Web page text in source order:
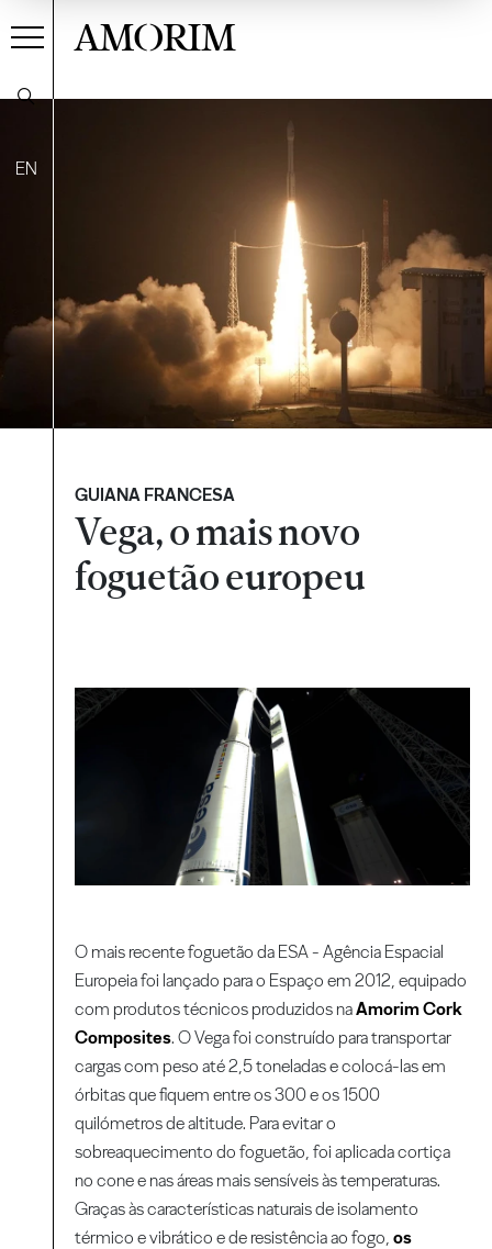
EN
AMORIM
GUIANA FRANCESA
Vega, o mais novo
foguetão europeu
O mais recente foguetão da ESA - Agência Espacial
Europeia foi lançado para o Espaço em 2012, equipado
com produtos técnicos produzidos naAmorim Cork
Composites. O Vega foi construído para transportar
cargas com peso até 2,5 toneladas e colocá-las em
órbitas que fiquem entre os 300 e os 1500
quilómetros de altitude. Para evitar o
sobreaquecimento do foguetão, foi aplicada cortiça
no cone e nas áreas mais sensíveis às temperaturas.
Graças às características naturais de isolamento
térmico e vibrático e de resistência ao fogo,os